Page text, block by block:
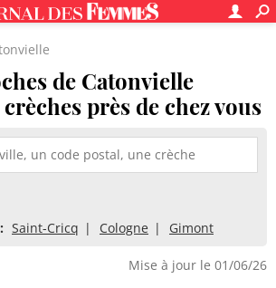
de Catonvielle
près de chez vous
Saint-Cricq Cologne Gimont
Mise à jour le 01/06/26